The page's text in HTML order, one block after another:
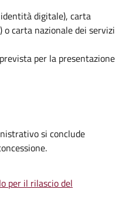
digitale), carta
o carta nazionale dei servizi
per la presentazione
si conclude
per il rilascio del